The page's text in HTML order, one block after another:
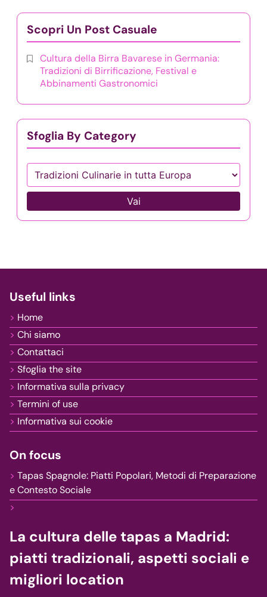
Scopri Un Post Casuale
Cultura della Birra Bavarese in Germania:
Tradizioni di Birrificazione, Festival e
Abbinamenti Gastronomici
Sfoglia By Category
Vai
Useful links
Home
Chi siamo
Contattaci
Sfoglia the site
Informativa sulla privacy
Termini of use
Informativa sui cookie
On focus
Tapas Spagnole: Piatti Popolari, Metodi di Preparazione
e Contesto Sociale
La cultura delle tapas a Madrid:
piatti tradizionali, aspetti sociali e
migliori location